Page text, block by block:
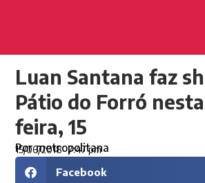
Luan Santana faz
Pátio do Forró
feira, 15
Pormetropolitana
15/06/2018 7:47 pm
Facebook